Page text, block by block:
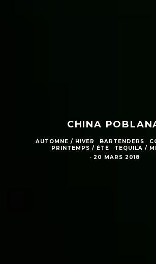
CHINA
AUTOMNE / HIVER BARTENDERS
PRINTEMPS / ÉTÉ
TEQUILA /
· 20 MARS 2018